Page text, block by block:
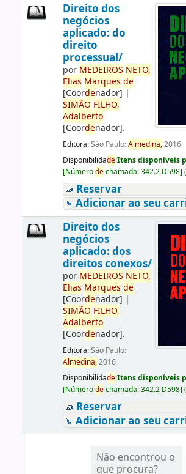
Direito dos
negócios
aplicado: do
direito
processual/
por MEDEIROS NETO,
Elias Marques de
[Coordenador] |
SIMÃO FILHO,
Adalberto
[Coordenador].
Editora:São Paulo:Almedina,2016
Disponibilidade:Itens disponíveis
[Númerodechamada:342.2 D598]
Reservar
Adicionar ao seu
Direito dos
negócios
aplicado: dos
direitos conexos/
por MEDEIROS NETO,
Elias Marques de
[Coordenador] |
SIMÃO FILHO,
Adalberto
[Coordenador].
Editora:São Paulo:
Almedina,2016
Disponibilidade:Itens disponíveis
[Númerodechamada:342.2 D598]
Reservar
Adicionar ao seu
Não encontrou o
que procura?